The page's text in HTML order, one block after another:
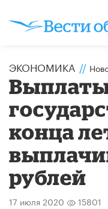
ЭКОНОМИКА //
конца
рублей
17 июля 2020 15801